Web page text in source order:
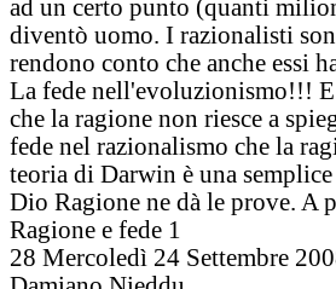
ad un certo punto (quanti
diventò uomo. I razionalisti
rendono conto che anche essi
La fede nell'evoluzionismo!!!
che la ragione non riesce a
fede nel razionalismo che la
teoria di Darwin è una
Dio Ragione ne dà le prove. A
Ragione e fede 1
28 Mercoledì 24 Settembre